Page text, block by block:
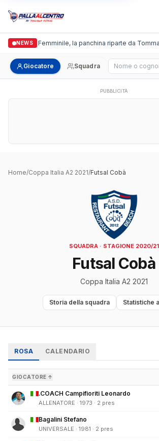
NEWS
Cus Pisa Femminile, la panchina riparte da
Giocatore Squadra Cerca
PUBBLICITÀ
Home/Coppa Italia A2 2021/Futsal Cobà
SQUADRA · STAGIONE 2020/21
Futsal Cobà
Coppa Italia A2 2021
Storia della squadra Statistiche
ROSA CALENDARIO
GIOCATORE ↑
.COACH Campifioriti Leonardo
ALLENATORE · 1973 · 2 pres
Bagalini Stefano
UNIVERSALE · 1981 · 2 pres